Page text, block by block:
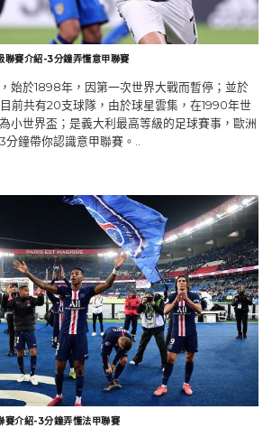
聯賽介紹-3分鐘弄懂意甲聯賽
始於1898年，因第一次世界大戰而暫停；並於
前共有20支球隊，由於球星雲集，在1990年世
小世界盃；是義大利最高等級的足球賽事，歐洲
鐘帶你認識意甲聯賽。..
賽介紹-3分鐘弄懂法甲聯賽